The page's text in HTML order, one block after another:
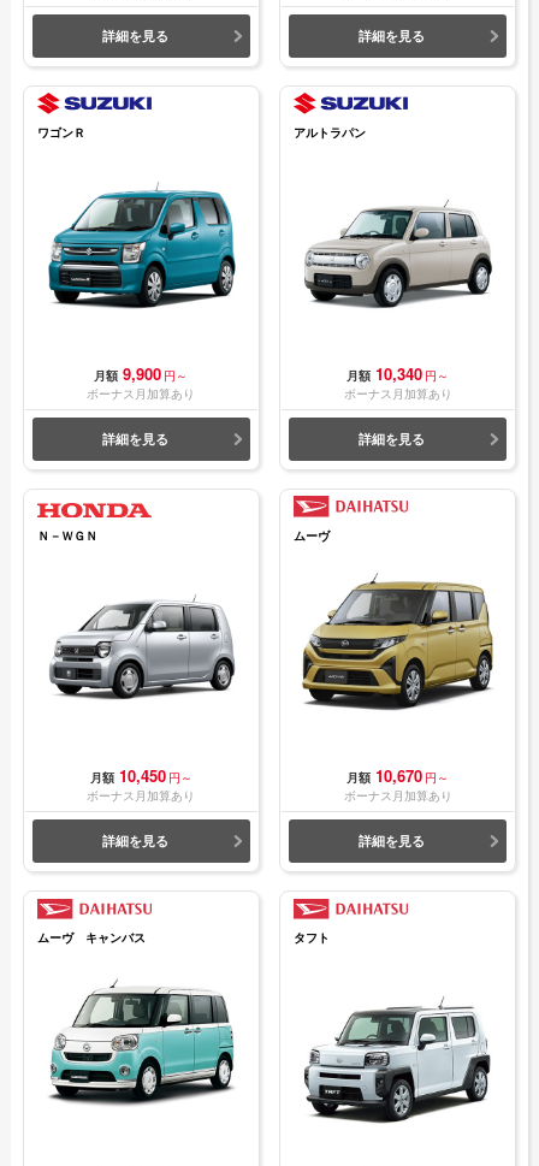
詳細を見る 詳細を見る
ワゴンＲ
月額 9,900 円～
ボーナス月加算あり
詳細を見る
アルトラパン
月額 10,340 円～
ボーナス月加算あり
詳細を見る
Ｎ－ＷＧＮ
月額 10,450 円～
ボーナス月加算あり
詳細を見る
ムーヴ
月額 10,670 円～
ボーナス月加算あり
詳細を見る
ムーヴ キャンバス タフト